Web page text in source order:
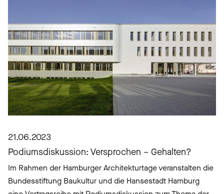
21.06.2023
Podiumsdiskussion: Versprochen – Gehalten?
Im Rahmen der Hamburger Architekturtage veranstalten die
Bundesstiftung Baukultur und die Hansestadt Hamburg